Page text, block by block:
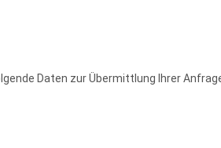
Daten zur Übermittlung Ihrer